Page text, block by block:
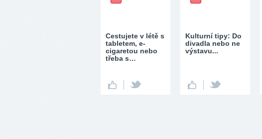
Cestujete v létě s
tabletem, e-
cigaretou nebo
třeba s…
Kulturní tipy: Do
divadla nebo ne
výstavu...